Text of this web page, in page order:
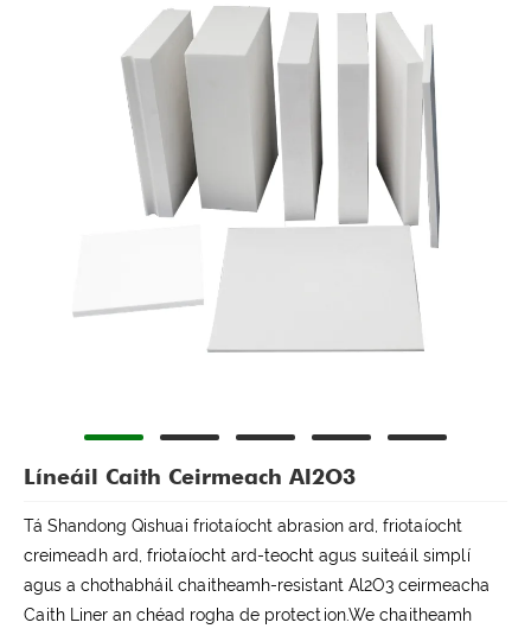
Líneáil Caith Ceirmeach Al2O3
Tá Shandong Qishuai friotaíocht abrasion ard, friotaíocht
creimeadh ard, friotaíocht ard-teocht agus suiteáil simplí
agus a chothabháil chaitheamh-resistant Al2O3 ceirmeacha
Caith Liner an chéad rogha de protection.We chaitheamh